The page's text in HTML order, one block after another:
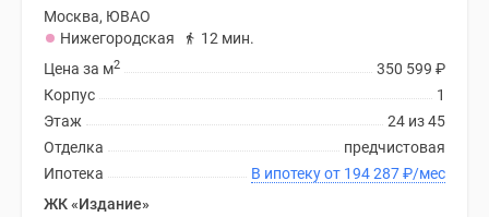
Москва, ЮВАО
Нижегородская
12 мин.
350 599 ₽
Цена за м2
1
Корпус
24 из 45
Этаж
предчистовая
Отделка
В ипотеку от 194 287₽/мес
Ипотека
ЖК «Издание»